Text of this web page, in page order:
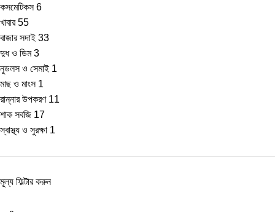
কসমেটিকস 6
খাবার 55
বাজার সদাই 33
দুধ ও ডিম 3
নুডলস ও সেমাই 1
মাছ ও মাংস 1
রান্নার উপকরণ 11
শাক সবজি 17
স্বাস্থ্য ও সুরক্ষা 1
মূল্য ফিল্টার করুন